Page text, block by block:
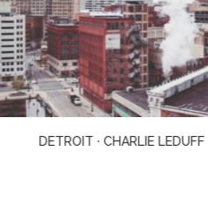
DETROIT · CHARLIE LEDUFF